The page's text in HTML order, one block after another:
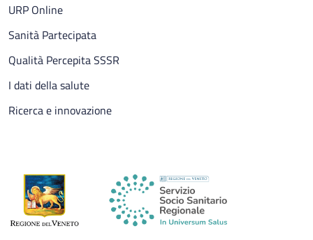
URP Online
Sanità Partecipata
Qualità Percepita SSSR
I dati della salute
Ricerca e innovazione